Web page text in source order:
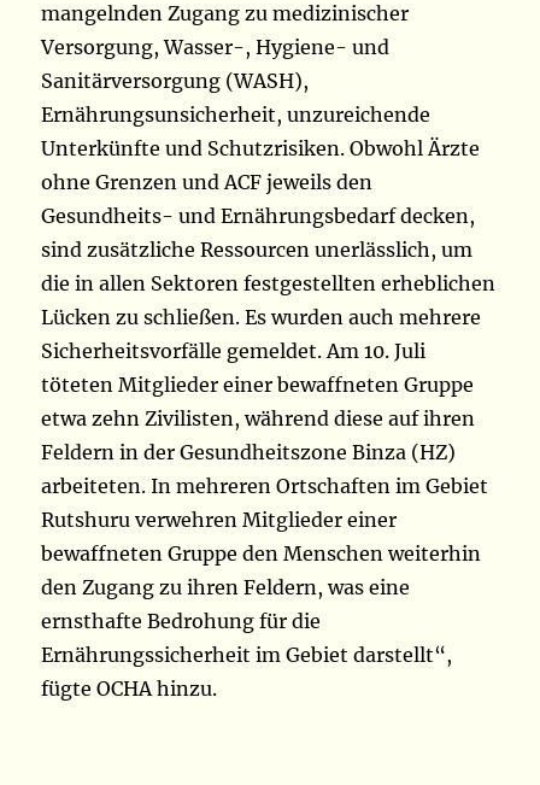
mangelnden Zugang zu medizinischer
Versorgung, Wasser-, Hygiene- und
Sanitärversorgung (WASH),
Ernährungsunsicherheit, unzureichende
Unterkünfte und Schutzrisiken. Obwohl Ärzte
ohne Grenzen und ACF jeweils den
Gesundheits- und Ernährungsbedarf decken,
sind zusätzliche Ressourcen unerlässlich, um
die in allen Sektoren festgestellten erheblichen
Lücken zu schließen. Es wurden auch mehrere
Sicherheitsvorfälle gemeldet. Am 10. Juli
töteten Mitglieder einer bewaffneten Gruppe
etwa zehn Zivilisten, während diese auf ihren
Feldern in der Gesundheitszone Binza (HZ)
arbeiteten. In mehreren Ortschaften im Gebiet
Rutshuru verwehren Mitglieder einer
bewaffneten Gruppe den Menschen weiterhin
den Zugang zu ihren Feldern, was eine
ernsthafte Bedrohung für die
Ernährungssicherheit im Gebiet darstellt“,
fügte OCHA hinzu.